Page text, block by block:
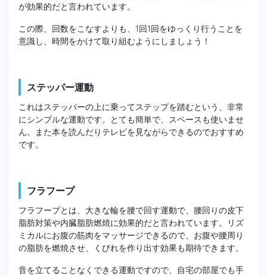
が効果的だと言われています。
この際、回数をこなすよりも、1回1回をゆっくり行うことを
意識し、時間をかけて取り組むようにしましょう！
ステッパー運動
これはステッパーの上に乗ってステップを踏むという、非常
にシンプルな運動です。とても簡単で、スペースも使いませ
ん。また本を読んだりテレビを見ながらできるのでおすすめ
です。
フラフープ
フラフープとは、大きな輪を腰で回す運動で、腰回りの皮下
脂肪対策や内臓脂肪燃焼に効果的だと言われています。リズ
ミカルにお腹の筋肉をマッサージできるので、お腹や腰周り
の脂肪を燃焼させ、くびれを作り出す効果も期待できます。
音を立てることなくできる運動ですので、自宅の部屋でも手